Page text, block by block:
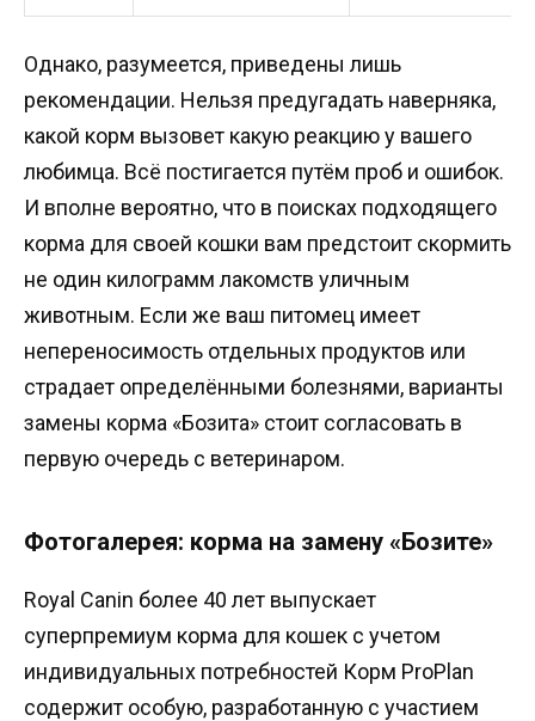
Однако, разумеется, приведены лишь
рекомендации. Нельзя предугадать наверняка,
какой корм вызовет какую реакцию у вашего
любимца. Всё постигается путём проб и ошибок.
И вполне вероятно, что в поисках подходящего
корма для своей кошки вам предстоит скормить
не один килограмм лакомств уличным
животным. Если же ваш питомец имеет
непереносимость отдельных продуктов или
страдает определёнными болезнями, варианты
замены корма «Бозита» стоит согласовать в
первую очередь с ветеринаром.
Фотогалерея: корма на замену «Бозите»
Royal Canin более 40 лет выпускает
суперпремиум корма для кошек с учетом
индивидуальных потребностей Корм ProPlan
содержит особую, разработанную с участием